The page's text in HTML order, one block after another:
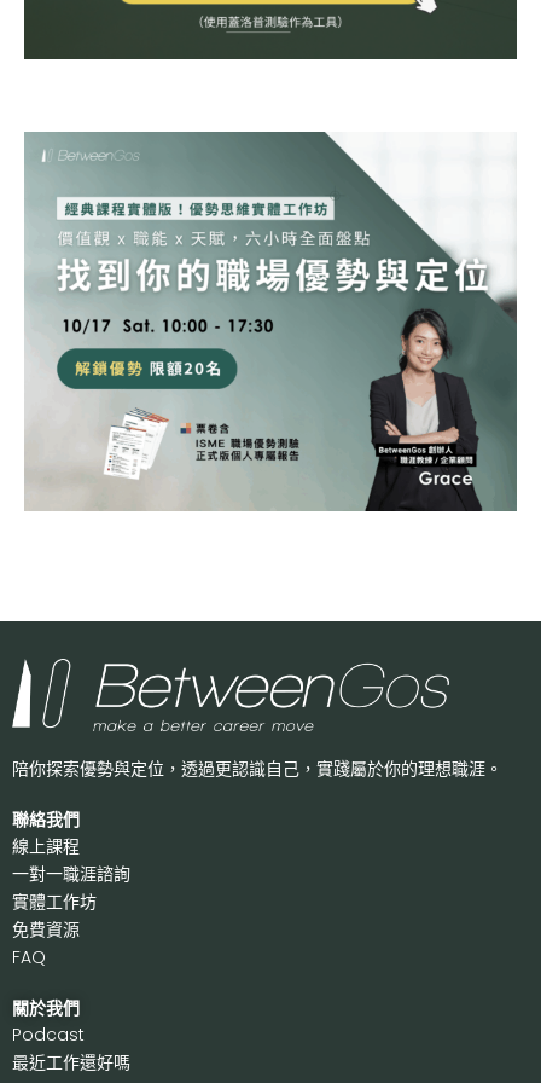
陪你探索優勢與定位，透過更認識自己， 實踐屬於你的理想職涯。
聯絡我們
線上課程
一對一職涯諮詢
實體工作坊
免費資源
FAQ
關於我們
Podcast
最近工作還好嗎